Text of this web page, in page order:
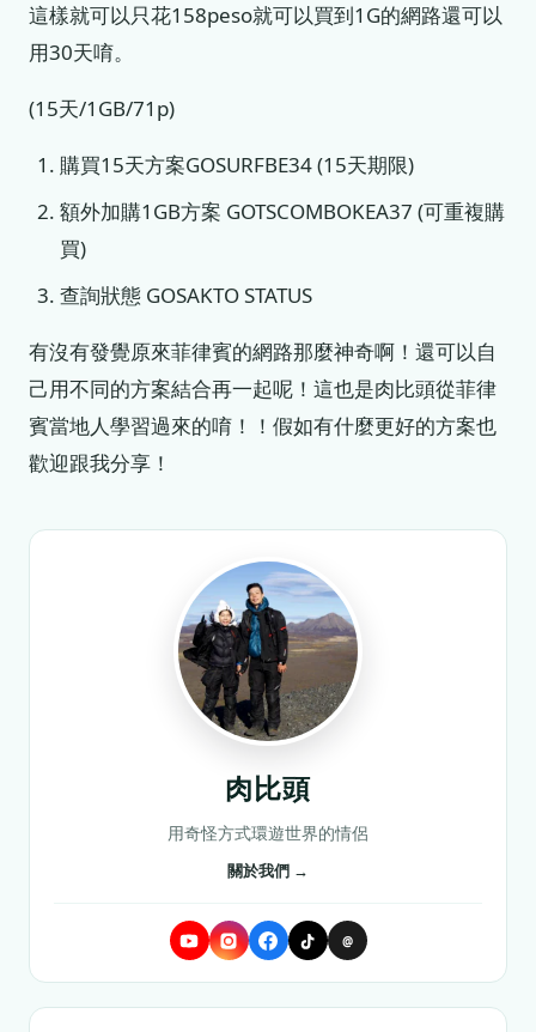
這樣就可以只花158peso就可以買到1G的網路還可以
用30天唷。
(15天/1GB/71p)
購買15天方案GOSURFBE34 (15天期限)
額外加購1GB方案 GOTSCOMBOKEA37 (可重複購
買)
查詢狀態 GOSAKTO STATUS
有沒有發覺原來菲律賓的網路那麼神奇啊！還可以自
己用不同的方案結合再一起呢！這也是肉比頭從菲律
賓當地人學習過來的唷！！假如有什麼更好的方案也
歡迎跟我分享！
肉比頭
用奇怪方式環遊世界的情侶
關於我們 →
@